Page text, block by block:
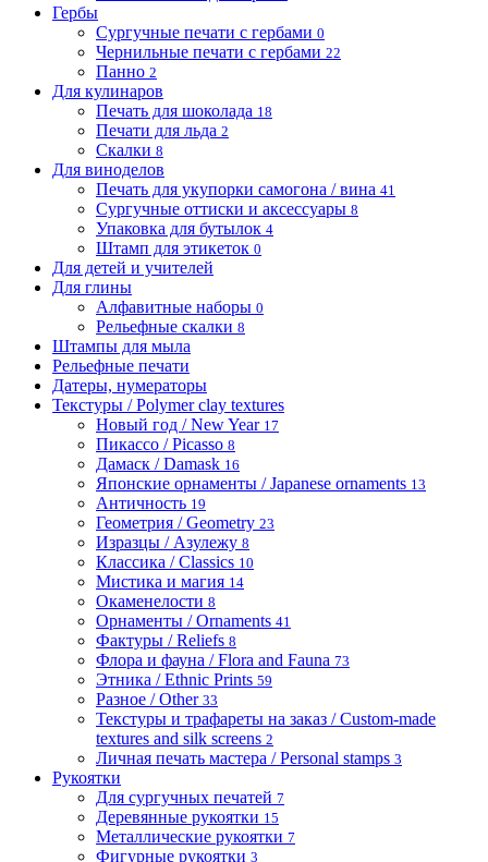
Гербы
Сургучные печати с гербами 0
Чернильные печати с гербами 22
Панно 2
Для кулинаров
Печать для шоколада 18
Печати для льда 2
Скалки 8
Для виноделов
Печать для укупорки самогона / вина 41
Сургучные оттиски и аксессуары 8
Упаковка для бутылок 4
Штамп для этикеток 0
Для детей и учителей
Для глины
Алфавитные наборы 0
Рельефные скалки 8
Штампы для мыла
Рельефные печати
Датеры, нумераторы
Текстуры / Polymer clay textures
Новый год / New Year 17
Пикассо / Picasso 8
Дамаск / Damask 16
Японские орнаменты / Japanese ornaments 13
Античность 19
Геометрия / Geometry 23
Изразцы / Азулежу 8
Классика / Classics 10
Мистика и магия 14
Окаменелости 8
Орнаменты / Ornaments 41
Фактуры / Reliefs 8
Флора и фауна / Flora and Fauna 73
Этника / Ethnic Prints 59
Разное / Other 33
Текстуры и трафареты на заказ / Custom-made
textures and silk screens 2
Личная печать мастера / Personal stamps 3
Рукоятки
Для сургучных печатей 7
Деревянные рукоятки 15
Металлические рукоятки 7
Фигурные рукоятки 3